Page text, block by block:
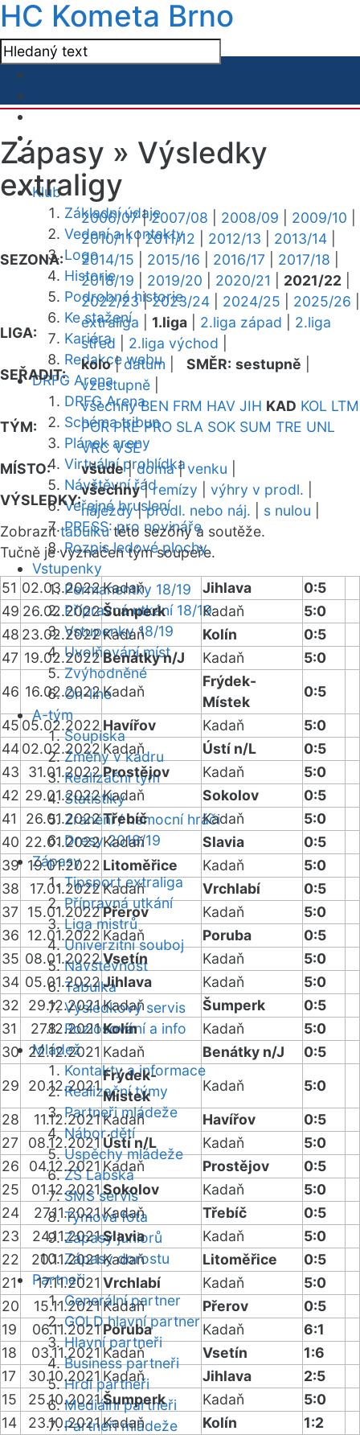
HC Kometa Brno
Klub
Základní údaje
Vedení a kontakty
Logo
Historie
Podrobná historie
Ke stažení
Kariéra
Redakce webu
DRFG Arena
DRFG Arena
Schéma tribun
Plánek areny
Virtuální prohlídka
Návštěvní řád
Veřejné bruslení
PRESS: pro novináře
Rozpis ledové plochy
Vstupenky
Permanentky 18/19
Přípravná utkání 18/19
Vstupenky 18/19
Uvolňování míst
Zvýhodněné
On-line
A-tým
Soupiska
Změny v kádru
Realizační tým
Statistiky
Zranění / nemocní hráči
Dresy 2018/19
Zápasy
Tipsport extraliga
Přípravná utkání
Liga mistrů
Univerzitní souboj
Návštěvnost
Tabulka
Výsledkový servis
Rozlosování a info
Mládež
Kontakty a informace
Realizační týmy
Partneři mládeže
Nábor dětí
Úspěchy mládeže
ZŠ Labská
SMS servis
Týmová fota
Zápasy juniorů
Zápasy dorostu
Partneři
Generální partner
GOLD hlavní partner
Hlavní partneři
Business partneři
Hrdí partneři
Mediální partneři
Partneři mládeže
Zápasy » Výsledky
extraligy
SEZONA:
2006/07|2007/08 2008/09 2009/10
2010/11|2011/12 2012/13 2013/14
2014/15
2015/16 2016/17 2017/18
2018/19
2019/20 2020/21 2021/22
2022/23|2023/24 2024/25 2025/26
LIGA:
extraliga 1.liga 2.liga západ
2.liga
střed
2.liga východ
SEŘADIT:
kolo|datum SMĚR: sestupně
vzestupně
TÝM:
všechny BEN FRM HAV JIH KAD KOL LTM
POR PRE PRO SLA SOK SUM TRE UNL
VRC VSE
MÍSTO:
všude|doma|venku
VÝSLEDKY:
všechny|remízy výhry v prodl.
nájezdy|prodl. nebo náj. s nulou
Zobrazittabulkutéto sezóny a soutěže.
Tučně je vyznačen tým soupeře.
51 02.03.2022Kadaň Jihlava
0:5
49 26.02.2022Šumperk Kadaň
5:0
48 23.02.2022Kadaň Kolín
0:5
47 19.02.2022 Benátky n/J Kadaň
5:0
46 16.02.2022Kadaň
Frýdek-
Místek
0:5
45 05.02.2022 Havířov Kadaň
5:0
4402.02.2022 Kadaň Ústí n/L
0:5
43
31.01.2022Prostějov Kadaň
5:0
42 29.01.2022Kadaň Sokolov
0:5
41
26.01.2022Třebíč Kadaň
5:0
40 22.01.2022Kadaň Slavia
0:5
39 19.01.2022 Litoměřice Kadaň
5:0
38
17.01.2022Kadaň Vrchlabí
0:5
37
15.01.2022Přerov Kadaň
5:0
36 12.01.2022 Kadaň Poruba
0:5
35 08.01.2022Vsetín Kadaň
5:0
34 05.01.2022Jihlava Kadaň
5:0
32
29.12.2021Kadaň Šumperk
0:5
31
27.12.2021Kolín Kadaň
5:0
30 22.12.2021 Kadaň Benátky n/J
0:5
29
20.12.2021
Frýdek-
Místek
Kadaň
5:0
28
11.12.2021Kadaň Havířov
0:5
27
08.12.2021 Ústí n/L Kadaň
5:0
26
04.12.2021 Kadaň Prostějov
0:5
25
01.12.2021 Sokolov Kadaň
5:0
24
27.11.2021Kadaň Třebíč
0:5
23
24.11.2021Slavia Kadaň
5:0
22
20.11.2021Kadaň Litoměřice
0:5
21
17.11.2021 Vrchlabí Kadaň
5:0
20
15.11.2021Kadaň Přerov
0:5
19
06.11.2021Poruba Kadaň
6:1
18
03.11.2021Kadaň Vsetín
1:6
17
30.10.2021 Kadaň Jihlava
2:5
15
25.10.2021Šumperk Kadaň
5:0
14
23.10.2021Kadaň Kolín
1:2